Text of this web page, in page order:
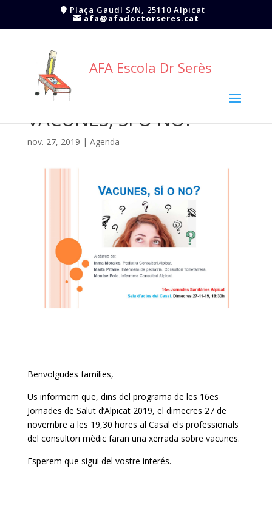
Plaça Gaudí S/N, 25110 Alpicat
afa@afadoctorseres.cat
AFA Escola Dr Serès
VACUNES, SI O NO?
nov. 27, 2019 | Agenda
Benvolgudes families,
Us informem que, dins del programa de les 16es
Jornades de Salut d’Alpicat 2019, el dimecres 27 de
novembre a les 19,30 hores al Casal els professionals
del consultori mèdic faran una xerrada sobre vacunes.
Esperem que sigui del vostre interés.